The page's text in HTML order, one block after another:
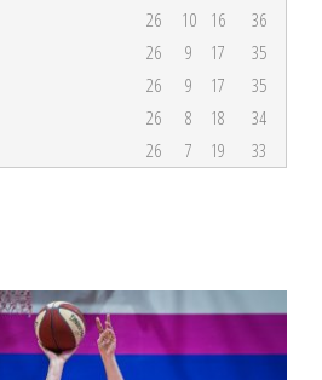
26 10 16
36
26 9 17
35
26 9 17
35
26 8 18
34
26 7 19 33